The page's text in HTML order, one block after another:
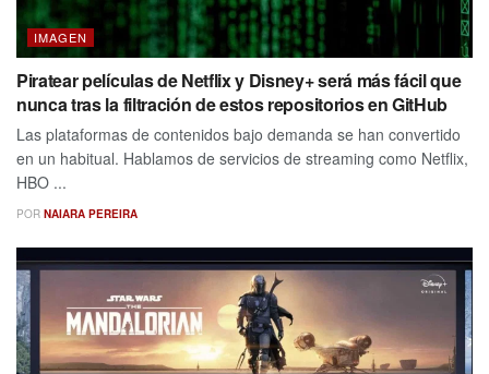
IMAGEN
Piratear películas de Netflix y Disney+ será más fácil que
nunca tras la filtración de estos repositorios en GitHub
Las plataformas de contenidos bajo demanda se han convertido
en un habitual. Hablamos de servicios de streaming como Netflix,
HBO ...
POR NAIARA PEREIRA